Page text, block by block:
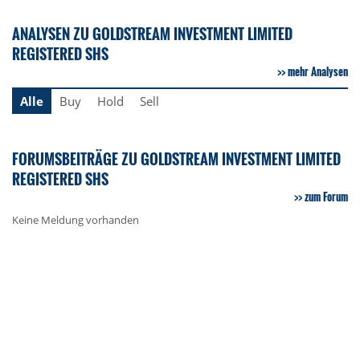
ANALYSEN ZU GOLDSTREAM INVESTMENT LIMITED
REGISTERED SHS
mehr Analysen
Alle
Buy Hold Sell
FORUMSBEITRÄGE ZU GOLDSTREAM INVESTMENT LIMITED
REGISTERED SHS
zum Forum
Keine Meldung vorhanden